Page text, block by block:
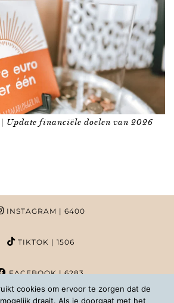
| Update financiële doelen van 2026
INSTAGRAM | 6400
TIKTOK | 1506
FACEBOOK| 6283
cookies om ervoor te zorgen dat de
draait. Als je doorgaat met het